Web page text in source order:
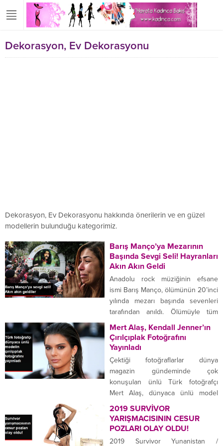
Dekorasyon, Ev Dekorasyonu
Dekorasyon, Ev Dekorasyonu hakkında önerilerin ve en güzel
modellerin bulunduğu kategorimiz.
Barış Manço’ya Mezarının
Başında Sevgi Seli! Hayranları
Akın Akın Geldi
Anadolu rock müziğinin efsane
ismi Barış Manço, ölümünün 20’inci
yılında mezarı başında sevenleri
tarafından anıldı. Ölümüyle tüm
Türkiye’yi yasa boğan Barış
Manço’yu sevenleri unutmadı. Ünlü
sanatçı, ölümünün 20.
yıldönümünde eşi, çocukları ve çok
sayıda hayranının katılımı ile mezarı
başında anıldı. İstanbul Büyükşehir
Belediyesi, ölümünün 20.
yıldönümü nedeni ile Kadıköy ve...
Mert Alaş, Kendall Jenner’ın
Çırılçıplak Fotoğrafını
Yayınladı
Çektiği fotoğraflarlar dünya
magazin gündeminde çok
konuşulan ünlü Türk fotoğrafçı
Mert Alaş, dünyaca ünlü model
Kendall Jenner’ın çıplak
fotoğraflarını sosyal medya
hesabından yayınladı. FOTOĞRAFA
BİNLERCE YORUM YAPILDI Çektiği
2019 SURVİVOR
YARIŞMACISININ CESUR
POZLARI OLAY OLDU!
2019 Survivor Yunanistan /